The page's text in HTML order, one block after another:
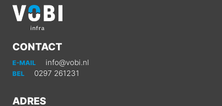
CONTACT
E-MAIL info@vobi.nl
BEL 0297 261231
ADRES